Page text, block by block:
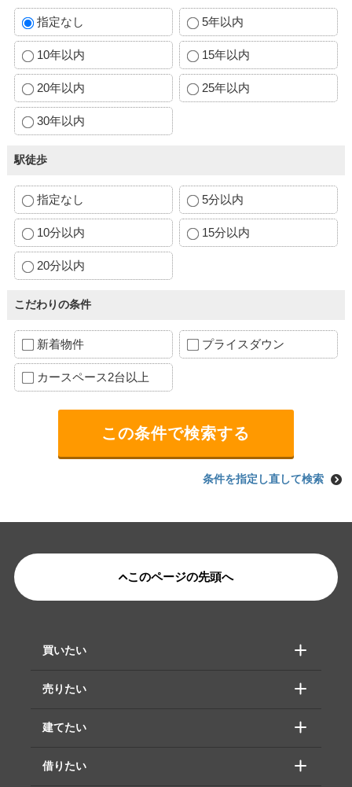
指定なし 5年以内
10年以内 15年以内
20年以内 25年以内
30年以内
駅徒歩
指定なし 5分以内
10分以内 15分以内
20分以内
こだわりの条件
新着物件 プライスダウン
カースペース2台以上
条件を指定し直して検索
このページの先頭へ
買いたい
売りたい
建てたい
借りたい